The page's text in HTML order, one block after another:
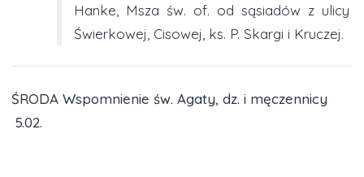
Hanke, Msza św. of. od sąsiadów z ulicy
Świerkowej, Cisowej, ks. P. Skargi i Kruczej.
ŚRODA Wspomnienie św. Agaty, dz. i męczennicy
5.02.